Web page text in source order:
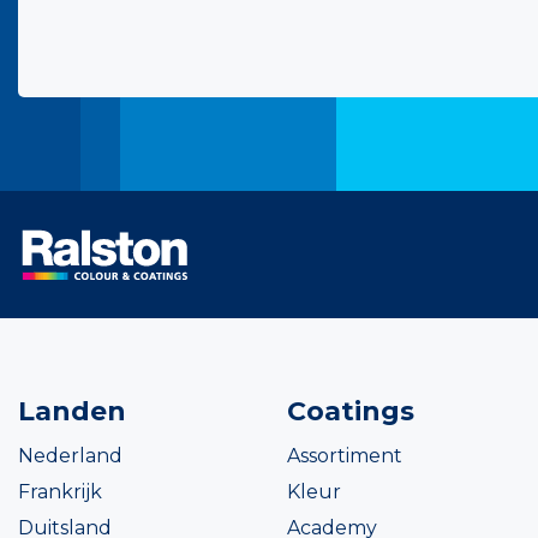
Landen
Nederland
Frankrijk
Duitsland
Coatings
Assortiment
Kleur
Academy